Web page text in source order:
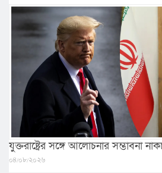
যুক্তরাষ্ট্রের সঙ্গে আলোচনার সম্ভাবনা
০৪/০৮/২০২৬